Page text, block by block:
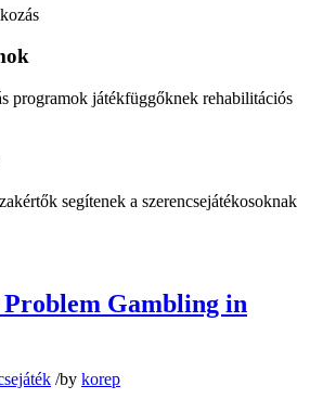
programok játékfüggőknek rehabilitációs
segítenek a szerencsejátékosoknak
Gambling in
/by korep